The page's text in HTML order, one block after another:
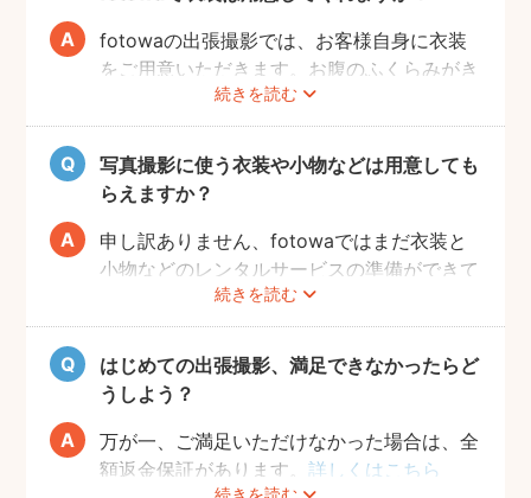
お腹の赤ちゃんの健康です。当日無理せず撮
影を行えるよう、日々健やかに過ごしていた
だければと思います。
続きを読む
fotowaの出張撮影では、お客様自身に衣装
をご用意いただきます。お腹のふくらみがき
れいに見える薄手のお洋服や、チューブトッ
プにスカート等で、素肌を写すスタイルも人
気です。どうぞお好きな衣装で撮影を楽しん
でくださいね。
写真撮影に使う衣装や小物などは用意しても
らえますか？
続きを読む
申し訳ありません、fotowaではまだ衣装と
小物などのレンタルサービスの準備ができて
おりませんので、お客様ご自身にご用意をお
願いしております。
はじめての出張撮影、満足できなかったらど
うしよう？
万が一、ご満足いただけなかった場合は、全
額返金保証があります。詳しくはこちら